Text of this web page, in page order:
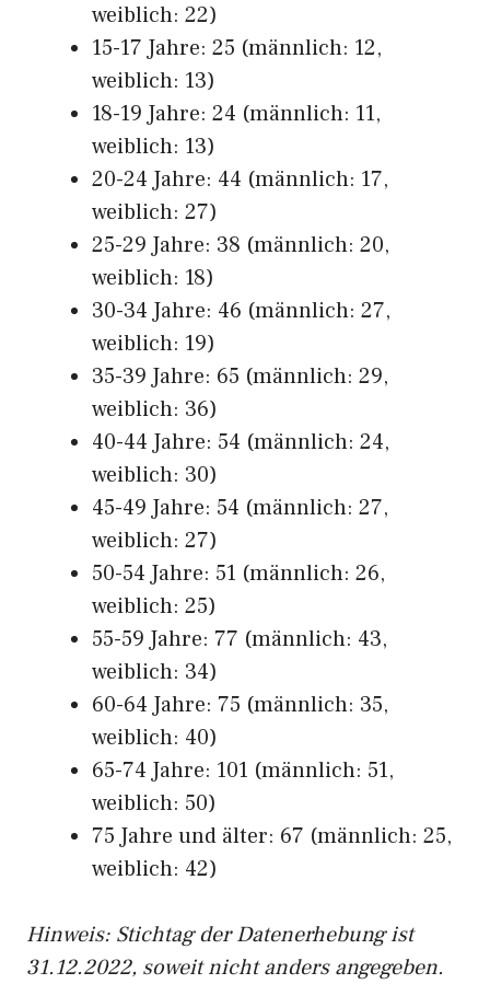
weiblich: 22)
15-17 Jahre: 25 (männlich: 12,
weiblich: 13)
18-19 Jahre: 24 (männlich: 11,
weiblich: 13)
20-24 Jahre: 44 (männlich: 17,
weiblich: 27)
25-29 Jahre: 38 (männlich: 20,
weiblich: 18)
30-34 Jahre: 46 (männlich: 27,
weiblich: 19)
35-39 Jahre: 65 (männlich: 29,
weiblich: 36)
40-44 Jahre: 54 (männlich: 24,
weiblich: 30)
45-49 Jahre: 54 (männlich: 27,
weiblich: 27)
50-54 Jahre: 51 (männlich: 26,
weiblich: 25)
55-59 Jahre: 77 (männlich: 43,
weiblich: 34)
60-64 Jahre: 75 (männlich: 35,
weiblich: 40)
65-74 Jahre: 101 (männlich: 51,
weiblich: 50)
75 Jahre und älter: 67 (männlich: 25,
weiblich: 42)
Hinweis: Stichtag der Datenerhebung ist
31.12.2022, soweit nicht anders angegeben.